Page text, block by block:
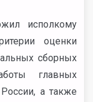
исполкому
оценки
сборных
главных
а также